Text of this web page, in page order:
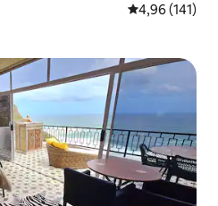
Gemiddelde
4,96 (141)